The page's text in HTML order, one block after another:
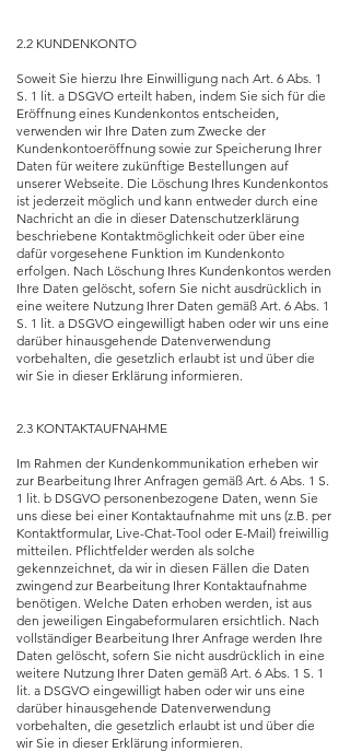
2.2 KUNDENKONTO
Soweit Sie hierzu Ihre Einwilligung nach Art. 6 Abs. 1
S. 1 lit. a DSGVO erteilt haben, indem Sie sich für die
Eröffnung eines Kundenkontos entscheiden,
verwenden wir Ihre Daten zum Zwecke der
Kundenkontoeröffnung sowie zur Speicherung Ihrer
Daten für weitere zukünftige Bestellungen auf
unserer Webseite. Die Löschung Ihres Kundenkontos
ist jederzeit möglich und kann entweder durch eine
Nachricht an die in dieser Datenschutzerklärung
beschriebene Kontaktmöglichkeit oder über eine
dafür vorgesehene Funktion im Kundenkonto
erfolgen. Nach Löschung Ihres Kundenkontos werden
Ihre Daten gelöscht, sofern Sie nicht ausdrücklich in
eine weitere Nutzung Ihrer Daten gemäß Art. 6 Abs. 1
S. 1 lit. a DSGVO eingewilligt haben oder wir uns eine
darüber hinausgehende Datenverwendung
vorbehalten, die gesetzlich erlaubt ist und über die
wir Sie in dieser Erklärung informieren.
2.3 KONTAKTAUFNAHME
Im Rahmen der Kundenkommunikation erheben wir
zur Bearbeitung Ihrer Anfragen gemäß Art. 6 Abs. 1 S.
1 lit. b DSGVO personenbezogene Daten, wenn Sie
uns diese bei einer Kontaktaufnahme mit uns (z.B. per
Kontaktformular, Live-Chat-Tool oder E-Mail) freiwillig
mitteilen. Pflichtfelder werden als solche
gekennzeichnet, da wir in diesen Fällen die Daten
zwingend zur Bearbeitung Ihrer Kontaktaufnahme
benötigen. Welche Daten erhoben werden, ist aus
den jeweiligen Eingabeformularen ersichtlich. Nach
vollständiger Bearbeitung Ihrer Anfrage werden Ihre
Daten gelöscht, sofern Sie nicht ausdrücklich in eine
weitere Nutzung Ihrer Daten gemäß Art. 6 Abs. 1 S. 1
lit. a DSGVO eingewilligt haben oder wir uns eine
darüber hinausgehende Datenverwendung
vorbehalten, die gesetzlich erlaubt ist und über die
wir Sie in dieser Erklärung informieren.